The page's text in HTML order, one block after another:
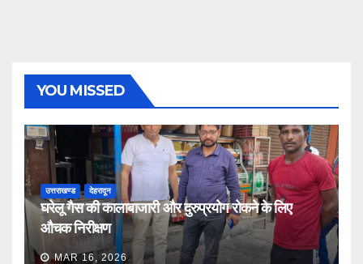
YOU MISSED
उत्तराखण्ड देहरादून
घरेलू गैस की कालाबाजारी और दुरुप्रयोग रोकने के लिए
औचक निरीक्षण
MAR 16, 2026